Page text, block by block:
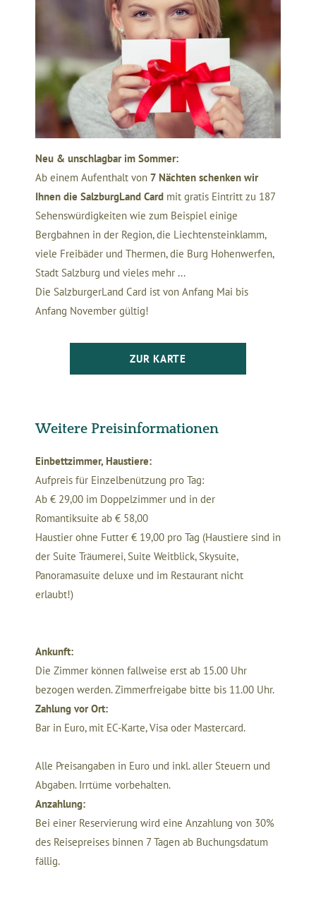
Neu & unschlagbar im Sommer:
Ab einem Aufenthalt von 7 Nächten schenken wir
Ihnen die SalzburgLand Card mit gratis Eintritt zu 187
Sehenswürdigkeiten wie zum Beispiel einige
Bergbahnen in der Region, die Liechtensteinklamm,
viele Freibäder und Thermen, die Burg Hohenwerfen,
Stadt Salzburg und vieles mehr ...
Die SalzburgerLand Card ist von Anfang Mai bis
Anfang November gültig!
ZUR KARTE
Weitere Preisinformationen
Einbettzimmer, Haustiere:
Aufpreis für Einzelbenützung pro Tag:
Ab € 29,00 im Doppelzimmer und in der
Romantiksuite ab € 58,00
Haustier ohne Futter € 19,00 pro Tag (Haustiere sind in
der Suite Träumerei, Suite Weitblick, Skysuite,
Panoramasuite deluxe und im Restaurant nicht
erlaubt!)
Ankunft:
Die Zimmer können fallweise erst ab 15.00 Uhr
bezogen werden. Zimmerfreigabe bitte bis 11.00 Uhr.
Zahlung vor Ort:
Bar in Euro, mit EC-Karte, Visa oder Mastercard.
Alle Preisangaben in Euro und inkl. aller Steuern und
Abgaben. Irrtüme vorbehalten.
Anzahlung:
Bei einer Reservierung wird eine Anzahlung von 30%
des Reisepreises binnen 7 Tagen ab Buchungsdatum
fällig.